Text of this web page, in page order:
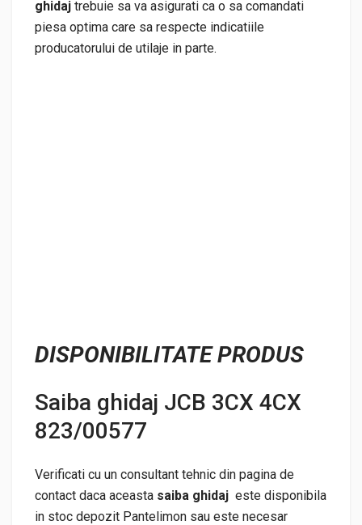
ghidaj trebuie sa va asigurati ca o sa comandati
piesa optima care sa respecte indicatiile
producatorului de utilaje in parte.
DISPONIBILITATE PRODUS
Saiba ghidaj JCB 3CX 4CX
823/00577
Verificati cu un consultant tehnic din pagina de
contact daca aceasta saiba ghidaj este disponibila
in stoc depozit Pantelimon sau este necesar